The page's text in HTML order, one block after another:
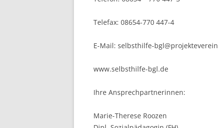
Telefax: 08654-770 447-4
E-Mail: selbsthilfe-
www.selbsthilfe-bgl.de
Ihre Ansprechpartnerinnen:
Marie-Therese Roozen